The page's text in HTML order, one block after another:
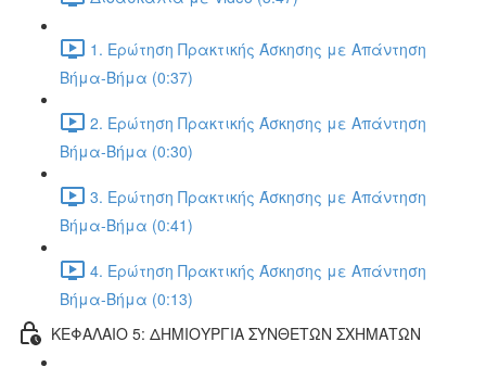
1. Ερώτηση Πρακτικής Άσκησης με Απάντηση
Βήμα-Βήμα (0:37)
2. Ερώτηση Πρακτικής Άσκησης με Απάντηση
Βήμα-Βήμα (0:30)
3. Ερώτηση Πρακτικής Άσκησης με Απάντηση
Βήμα-Βήμα (0:41)
4. Ερώτηση Πρακτικής Άσκησης με Απάντηση
Βήμα-Βήμα (0:13)
ΚΕΦΑΛΑΙΟ 5: ΔΗΜΙΟΥΡΓΙΑ ΣΥΝΘΕΤΩΝ ΣΧΗΜΑΤΩΝ